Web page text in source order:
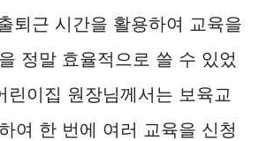
퇴근 시간을 활용하여 교육을
정말 효율적으로 쓸 수 있었
린이집 원장님께서는 보육교
여 한 번에 여러 교육을 신청